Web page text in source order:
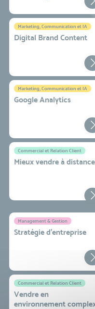
Marketing, Communication et IA
Digital Brand Content
Marketing, Communication et IA
Google Analytics
Commercial et Relation Client
Mieux vendre à distance
Management & Gestion
Stratégie d’entreprise
Commercial et Relation Client
Vendre en
environnement